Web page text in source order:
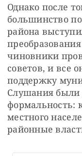
Однако после
большинство
района
чиновники
советов, и все
поддержку
Слушания
формальность:
местного
районные